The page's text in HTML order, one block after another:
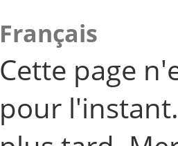
Français
Cette page
pour